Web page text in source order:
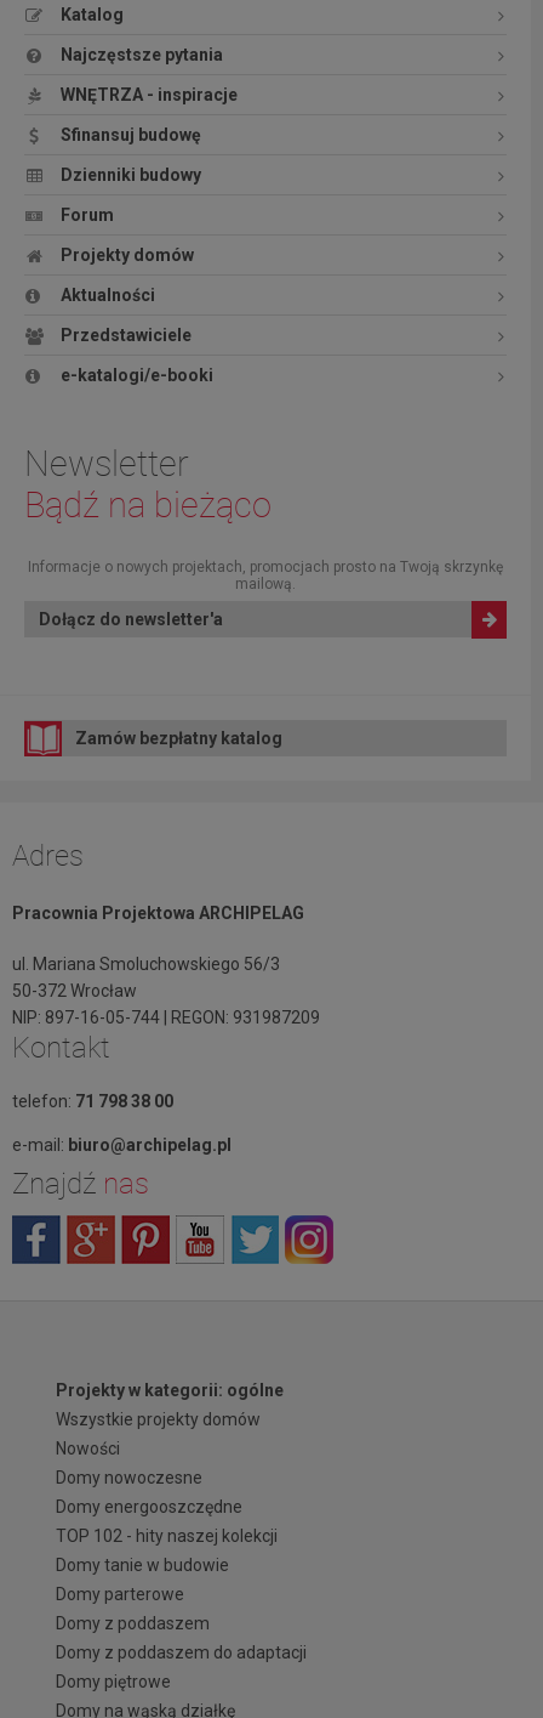
Katalog
Najczęstsze pytania
WNĘTRZA - inspiracje
Sfinansuj budowę
Dzienniki budowy
Forum
Projekty domów
Aktualności
Przedstawiciele
e-katalogi/e-booki
Newsletter
Bądź na bieżąco
Informacje o nowych projektach, promocjach prosto na Twoją skrzynkę
mailową.
Dołącz do newsletter'a
Zamów bezpłatny katalog
Adres
Pracownia Projektowa ARCHIPELAG
ul. Mariana Smoluchowskiego 56/3
50-372 Wrocław
NIP: 897-16-05-744 | REGON: 931987209
Kontakt
telefon: 71 798 38 00
e-mail: biuro@archipelag.pl
Znajdź nas
Projekty w kategorii: ogólne
Wszystkie projekty domów
Nowości
Domy nowoczesne
Domy energooszczędne
TOP 102 - hity naszej kolekcji
Domy tanie w budowie
Domy parterowe
Domy z poddaszem
Domy z poddaszem do adaptacji
Domy piętrowe
Domy na wąską działkę